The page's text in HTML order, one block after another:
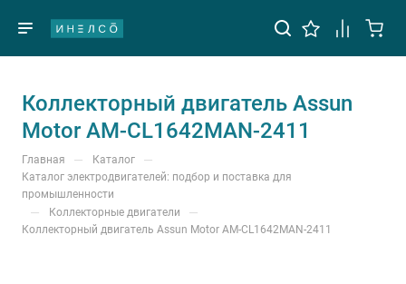
Коллекторный двигатель Assun
Motor AM-CL1642MAN-2411
Главная — Каталог —
Каталог электродвигателей: подбор и поставка для
промышленности
— Коллекторные двигатели —
Коллекторный двигатель Assun Motor AM-CL1642MAN-2411